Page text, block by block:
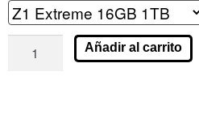
Añadir al carrito